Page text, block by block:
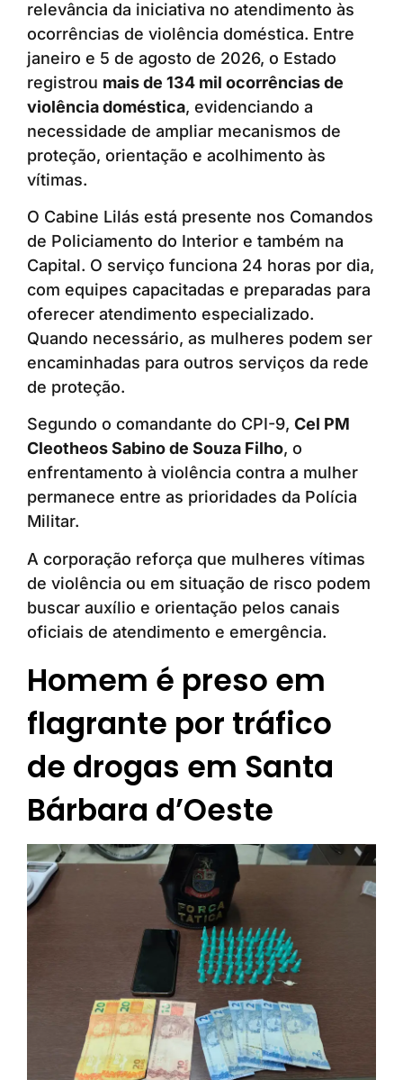
relevância da iniciativa no atendimento às
ocorrências de violência doméstica. Entre
janeiro e 5 de agosto de 2026, o Estado
registrou mais de 134 mil ocorrências de
violência doméstica, evidenciando a
necessidade de ampliar mecanismos de
proteção, orientação e acolhimento às
vítimas.
O Cabine Lilás está presente nos Comandos
de Policiamento do Interior e também na
Capital. O serviço funciona 24 horas por dia,
com equipes capacitadas e preparadas para
oferecer atendimento especializado.
Quando necessário, as mulheres podem ser
encaminhadas para outros serviços da rede
de proteção.
Segundo o comandante do CPI-9, Cel PM
Cleotheos Sabino de Souza Filho, o
enfrentamento à violência contra a mulher
permanece entre as prioridades da Polícia
Militar.
A corporação reforça que mulheres vítimas
de violência ou em situação de risco podem
buscar auxílio e orientação pelos canais
oficiais de atendimento e emergência.
Homem é preso em
flagrante por tráfico
de drogas em Santa
Bárbara d’Oeste